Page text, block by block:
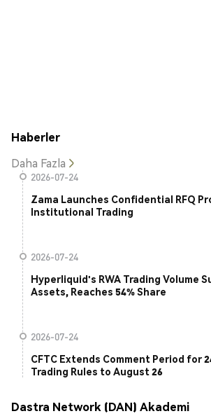
Haberler
Daha Fazla
2026-07-24
Zama Launches Confidential RFQ
Institutional Trading
2026-07-24
Hyperliquid's RWA Trading Volume
Assets, Reaches 54% Share
2026-07-24
CFTC Extends Comment Period for
Trading Rules to August 26
Dastra Network (DAN) Akademi